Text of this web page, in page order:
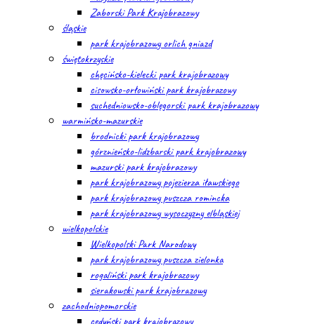
Zaborski Park Krajobrazowy
śląskie
park krajobrazowy orlich gniazd
świętokrzyskie
chęcińsko-kielecki park krajobrazowy
cisowsko-orłowiński park krajobrazowy
suchedniowsko-oblęgorski park krajobrazowy
warmińsko-mazurskie
brodnicki park krajobrazowy
górznieńsko-lidzbarski park krajobrazowy
mazurski park krajobrazowy
park krajobrazowy pojezierza iławskiego
park krajobrazowy puszcza romincka
park krajobrazowy wysoczyzny elbląskiej
wielkopolskie
Wielkopolski Park Narodowy
park krajobrazowy puszcza zielonka
rogaliński park krajobrazowy
sierakowski park krajobrazowy
zachodniopomorskie
cedyński park krajobrazowy